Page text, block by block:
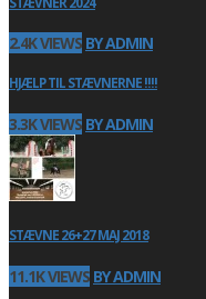
2.4K VIEWS BY ADMIN
HJÆLP TIL STÆVNERNE !!!!
3.3K VIEWS BY ADMIN
STÆVNE 26+27 MAJ 2018
11.1K VIEWS BY ADMIN